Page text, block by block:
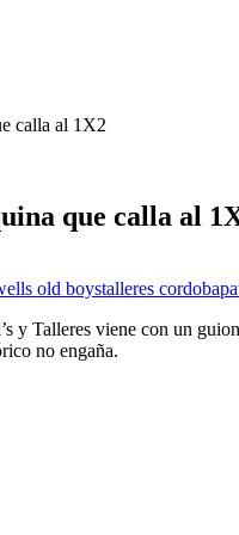
calla al 1X2
que calla al
old boystalleres cordoba
y Talleres viene con un
no engaña.